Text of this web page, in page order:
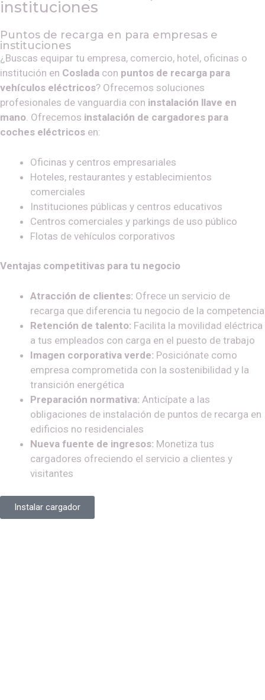
instituciones
Puntos de recarga en para empresas e
instituciones
¿Buscas equipar tu empresa, comercio, hotel, oficinas o
institución en Coslada con puntos de recarga para
vehículos eléctricos? Ofrecemos soluciones
profesionales de vanguardia con instalación llave en
mano. Ofrecemos instalación de cargadores para
coches eléctricos en:
Oficinas y centros empresariales
Hoteles, restaurantes y establecimientos
comerciales
Instituciones públicas y centros educativos
Centros comerciales y parkings de uso público
Flotas de vehículos corporativos
Ventajas competitivas para tu negocio
Atracción de clientes: Ofrece un servicio de
recarga que diferencia tu negocio de la competencia
Retención de talento: Facilita la movilidad eléctrica
a tus empleados con carga en el puesto de trabajo
Imagen corporativa verde: Posiciónate como
empresa comprometida con la sostenibilidad y la
transición energética
Preparación normativa: Anticípate a las
obligaciones de instalación de puntos de recarga en
edificios no residenciales
Nueva fuente de ingresos: Monetiza tus
cargadores ofreciendo el servicio a clientes y
visitantes
Instalar cargador